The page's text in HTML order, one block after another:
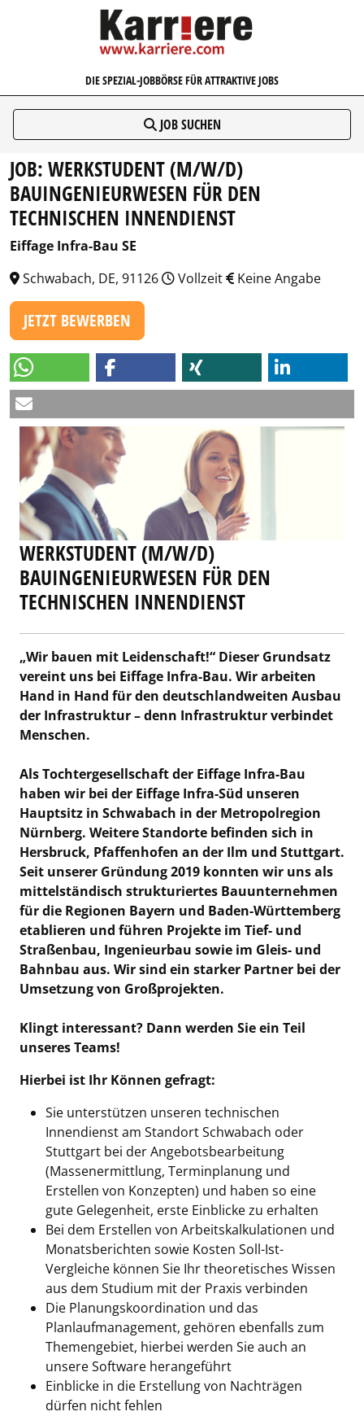
KARRIERE.COM
DIE SPEZIAL-JOBBÖRSE FÜR ATTRAKTIVE JOBS
JOB SUCHEN
JOB: WERKSTUDENT (M/W/D)
BAUINGENIEURWESEN FÜR DEN
TECHNISCHEN INNENDIENST
Eiffage Infra-Bau SE
Schwabach, DE, 91126
Vollzeit Keine Angabe
JETZT BEWERBEN
WERKSTUDENT (M/W/D)
BAUINGENIEURWESEN FÜR DEN
TECHNISCHEN INNENDIENST
„Wir bauen mit Leidenschaft!“ Dieser Grundsatz
vereint uns bei Eiffage Infra-Bau. Wir arbeiten
Hand in Hand für den deutschlandweiten Ausbau
der Infrastruktur – denn Infrastruktur verbindet
Menschen.
Als Tochtergesellschaft der Eiffage Infra-Bau
haben wir bei der Eiffage Infra-Süd unseren
Hauptsitz in Schwabach in der Metropolregion
Nürnberg. Weitere Standorte befinden sich in
Hersbruck, Pfaffenhofen an der Ilm und Stuttgart.
Seit unserer Gründung 2019 konnten wir uns als
mittelständisch strukturiertes Bauunternehmen
für die Regionen Bayern und Baden-Württemberg
etablieren und führen Projekte im Tief- und
Straßenbau, Ingenieurbau sowie im Gleis- und
Bahnbau aus. Wir sind ein starker Partner bei der
Umsetzung von Großprojekten.
Klingt interessant? Dann werden Sie ein Teil
unseres Teams!
Hierbei ist Ihr Können gefragt:
Sie unterstützen unseren technischen
Innendienst am Standort Schwabach oder
Stuttgart bei der Angebotsbearbeitung
(Massenermittlung, Terminplanung und
Erstellen von Konzepten) und haben so eine
gute Gelegenheit, erste Einblicke zu erhalten
Bei dem Erstellen von Arbeitskalkulationen und
Monatsberichten sowie Kosten Soll-Ist-
Vergleiche können Sie Ihr theoretisches Wissen
aus dem Studium mit der Praxis verbinden
Die Planungskoordination und das
Planlaufmanagement, gehören ebenfalls zum
Themengebiet, hierbei werden Sie auch an
unsere Software herangeführt
Einblicke in die Erstellung von Nachträgen
dürfen nicht fehlen